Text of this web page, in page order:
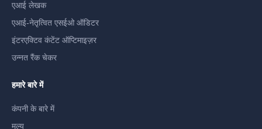
एआई लेखक
एआई-नेतृत्वित एसईओ ऑडिटर
इंटरएक्टिव कंटेंट ऑप्टिमाइज़र
उन्नत रैंक चेकर
हमारे बारे में
कंपनी के बारे में
मूल्य